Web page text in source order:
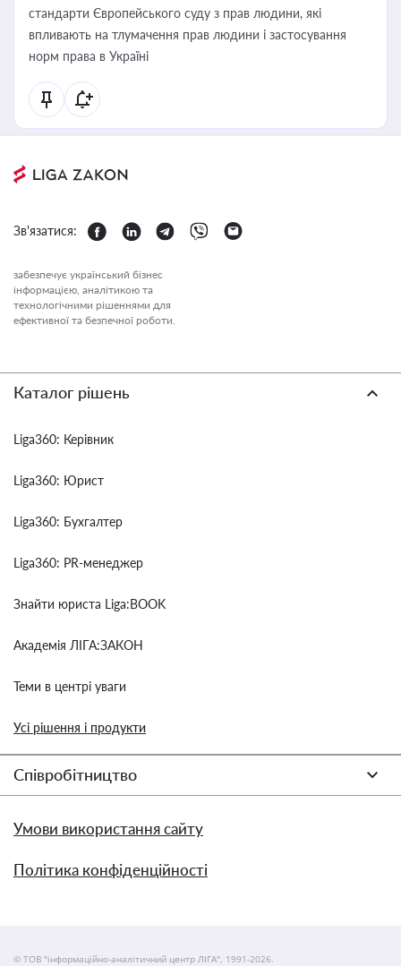
стандарти Європейського суду з прав людини, які
впливають на тлумачення прав людини і застосування
норм права в Україні
Зв'язатися:
забезпечує український бізнес
інформацією, аналітикою та
технологічними рішеннями для
ефективної та безпечної роботи.
Каталог рішень
Liga360: Керівник
Liga360: Юрист
Liga360: Бухгалтер
Liga360: PR-менеджер
Знайти юриста Liga:BOOK
Академія ЛІГА:ЗАКОН
Теми в центрі уваги
Усі рішення і продукти
Співробітництво
Умови використання сайту
Політика конфіденційності
© ТОВ "інформаційно-аналітичний центр ЛІГА", 1991-2026.